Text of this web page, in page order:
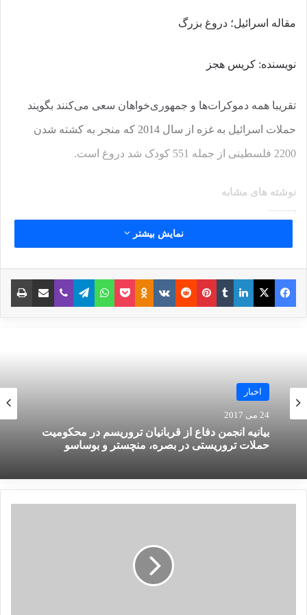
مقاله اسرائیل؛ دروغ بزرگ
نویسنده: کریس هجز
تقریبا همه دموکرات‌ها و جمهوری‌خواهان سعی می‌کنند بگویند
حملات اسرائیل به غزه از سال 2014 که منجر به کشته شدن
2200 فلسطینی از جمله 551 کودک شد دروغ است.
نوشته های مشابه
آخرین فریادهای یک مهره سوخته
26 جولای 2023
مسعود رجوی، مهره ساختارهای
داشت قول داده که اگر حماس خشونت را متوقف ننماید، حملات
با حدود 2 میلیون جمعیت است که در معرض قحطی قرار دارند.
من درد و رنج ساکنان آن را به چشم خود نظاره کردم.
نمایش بیشتر
فیس بوک X لینکدین‫تامبلر‫پین‌ترست
‫رددیت‫VKontakte
‫Odnoklassniki
پاکتواتس آپ تلگراموایبر اشتراک گذاری از طریق ایمیل
اخبار
24 می 2017
بیانیه انجمن دفاع از قربانیان تروریسم در محکومیت
حملات تروریستی در بصره، منچستر و بوساسو